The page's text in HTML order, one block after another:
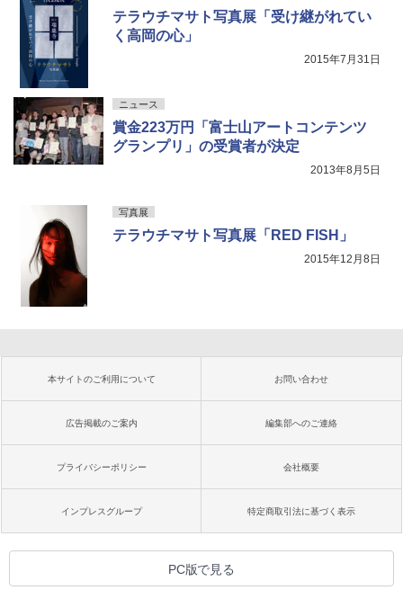
テラウチマサト写真展「受け継がれてい
く高岡の心」
2015年7月31日
ニュース
賞金223万円「富士山アートコンテンツ
グランプリ」の受賞者が決定
2013年8月5日
写真展
テラウチマサト写真展「RED FISH」
2015年12月8日
本サイトのご利用について お問い合わせ
広告掲載のご案内 編集部へのご連絡
プライバシーポリシー 会社概要
インプレスグループ 特定商取引法に基づく表示
PC版で見る